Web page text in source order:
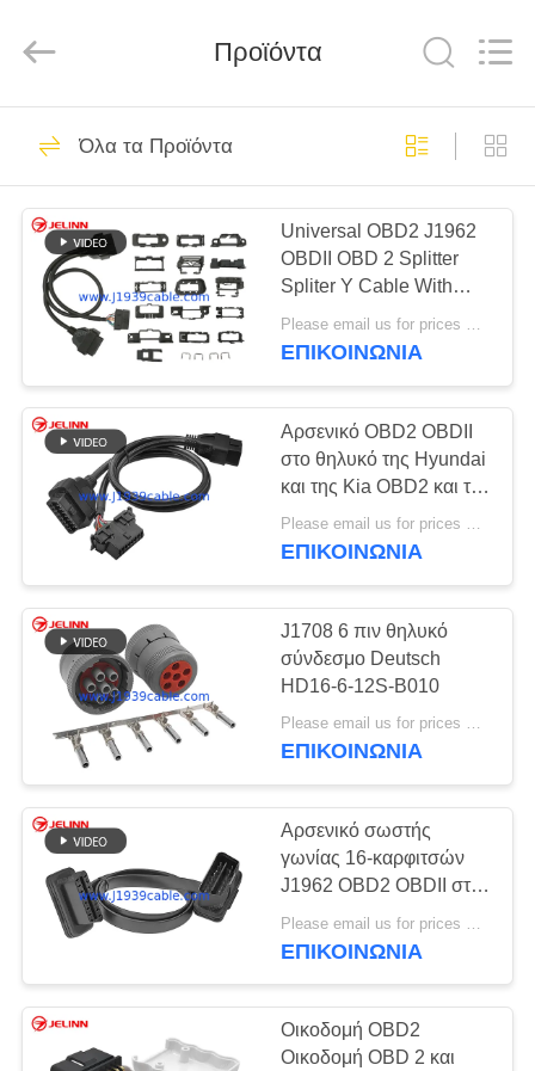
ΣΠΊΤΙ
ΠΡΟΪΌΝΤΑ
ΠΕΡΊΠΟΥ
ΕΜΕΊΣ
ΓΎΡΟΣ
ΕΡΓΟΣΤΑΣΊΩΝ
ΠΟΙΟΤΙΚΌΣ
ΈΛΕΓΧΟΣ
ΜΑΣ
ΕΛΆΤΕ
ΕΠΑΦΉ
ΜΕ
ΖΗΤΉΣΤΕ
ΈΝΑ
ΑΠΌΣΠΑΣΜΑ
Rights
Developed
Καλώδιο ELD
J1939 καλώδιο
34
J1939 καλώδιο Υ
J1939 μπορεί να
μεταφέρει το
καλώδιο
18
Προϊόντα
Όλα τα Προϊόντα
Universal OBD2 J1962
OBDII OBD 2 Splitter
Spliter Y Cable With
Multi Mounting Brackets
for All Car Makes
Please email us for prices MOQ:100 τεμάχια
ΕΠΙΚΟΙΝΩΝΙΑ
Αρσενικό OBD2 OBDII
στο θηλυκό της Hyundai
και της Kia OBD2 και το
θηλυκό καλώδιο
θραυστών Υ OBD2
Please email us for prices MOQ:100 τεμ
ΕΠΙΚΟΙΝΩΝΙΑ
J1708 6 πιν θηλυκό
σύνδεσμο Deutsch
HD16-6-12S-B010
Please email us for prices MOQ:100 τεμάχια
ΕΠΙΚΟΙΝΩΝΙΑ
Αρσενικό σωστής
γωνίας 16-καρφιτσών
J1962 OBD2 OBDII στο
θηλυκό επίπεδο
καλώδιο επέκτασης
ΕΠΙΚΟΙΝΩΝΙΑ
Οικοδομή OBD2
Οικοδομή OBD 2 και